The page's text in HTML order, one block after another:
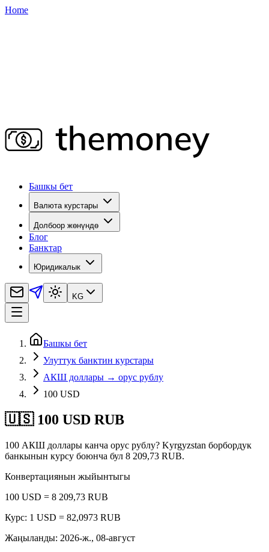
Home
Башкы бет
Валюта курстары
Долбоор жөнүндө
Блог
Банктар
Юридикалык
KG
Башкы бет
Улуттук банктин курстары
АКШ доллары → орус рублу
100 USD
🇺🇸 100 USD RUB
100 АКШ доллары канча орус рублу? Kyrgyzstan борбордук
банкынын курсу боюнча бул 8 209,73 RUB.
Конвертациянын жыйынтыгы
100 USD = 8 209,73 RUB
Курс: 1 USD = 82,0973 RUB
Жаңыланды: 2026-ж., 08-август